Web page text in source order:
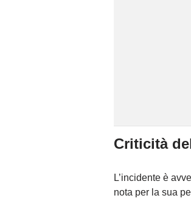
Criticità
L’incidente è
nota per la sua